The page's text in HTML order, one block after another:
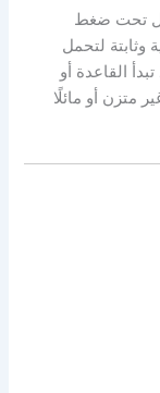
تحت ضغط
وثابتة لتحمل
القاعدة أو
متزن أو مائلًا